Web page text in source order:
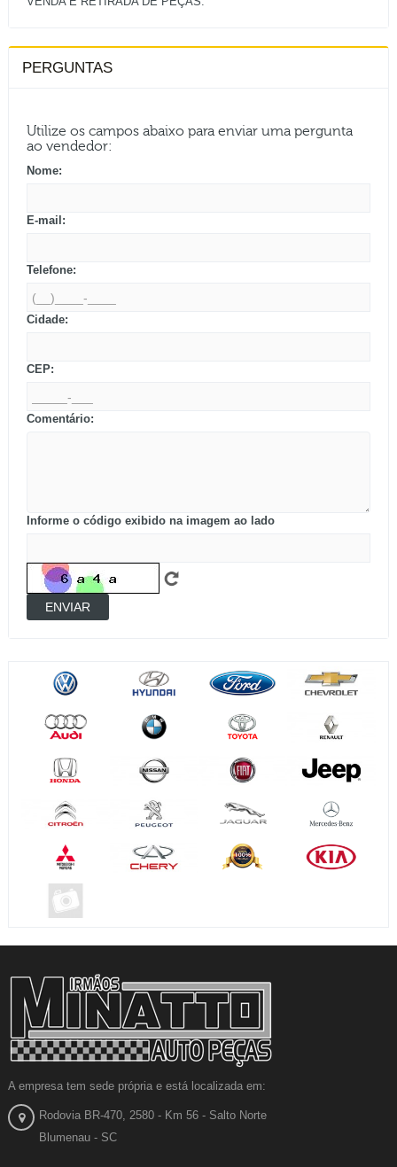
PERGUNTAS
Utilize os campos abaixo para enviar uma pergunta
ao vendedor:
Nome:
E-mail:
Telefone:
Cidade:
CEP:
Comentário:
Informe o código exibido na imagem ao lado
ENVIAR
A empresa tem sede própria e está localizada em:
Rodovia BR-470, 2580 - Km 56 - Salto Norte
Blumenau - SC